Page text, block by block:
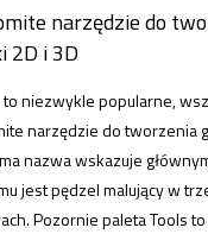
narzędzie do
2D i 3D
niezwykle popularne,
narzędzie do tworzenia
nazwa wskazuje
jest pędzel malujący w
Pozornie paleta Tools